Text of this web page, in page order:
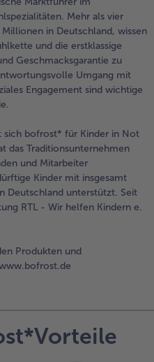
Mehr als vier
in Deutschland, wissen
und die erstklassige
Geschmacksgarantie zu
Umgang mit
Engagement sind wichtige
sich bofrost* für Kinder in Not
das Traditionsunternehmen
und Mitarbeiter
Kinder mit insgesamt
Deutschland unterstützt. Seit
RTL - Wir helfen Kindern e.
Produkten und